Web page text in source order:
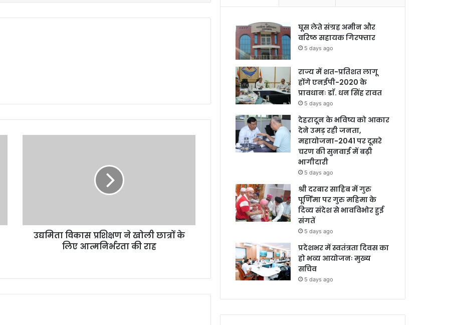
उद्यमिता विकास प्रशिक्षण ने खोली छात्रों के
लिए आत्मनिर्भरता की राह
घूस लेते संग्रह अमीन और
वरिष्ठ सहायक गिरफ्तार
5 days ago
राज्य में शत-प्रतिशत लागू
होंगे एनईपी-2020 के
प्रावधानः डाॅ. धन सिंह रावत
5 days ago
देहरादून के भविष्य को आकार
देने उमड़ रही जनता,
महायोजना-2041 पर दूसरे
चरण की सुनवाई में बढ़ी
भागीदारी
5 days ago
श्री दरबार साहिब में गुरु
पूर्णिमा पर गुरु महिमा के
दिव्य संदेश से भावविभोर हुई
संगतें
5 days ago
प्रदेशभर में स्वतंत्रता दिवस का
हो भव्य आयोजनः मुख्य
सचिव
5 days ago